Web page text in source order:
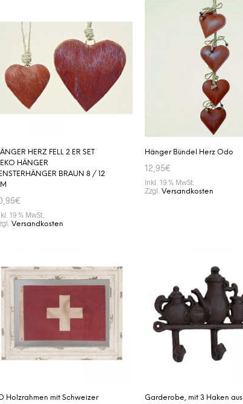
HERZ FELL 2 ER SET
HÄNGER
BRAUN 8 / 12
€
19 % MwSt.
Versandkosten
Hänger Bündel Herz Odo
12,95€
Inkl. 19 % MwSt.
Zzgl. Versandkosten
Holzrahmen mit Schweizer
Garderobe, mit 3 Haken aus